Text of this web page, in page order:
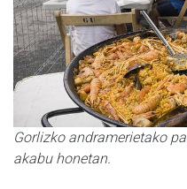
Gorlizko andramerietako
akabu honetan.